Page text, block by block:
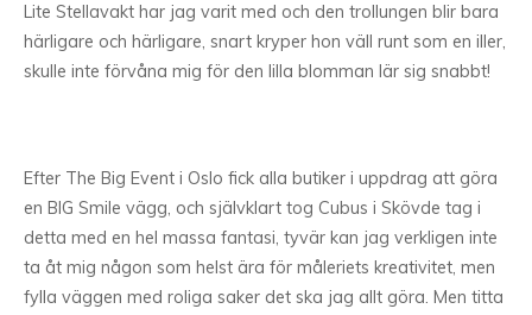
Lite Stellavakt har jag varit med och den trollungen blir bara
härligare och härligare, snart kryper hon väll runt som en iller,
skulle inte förvåna mig för den lilla blomman lär sig snabbt!
Efter The Big Event i Oslo fick alla butiker i uppdrag att göra
en BIG Smile vägg, och självklart tog Cubus i Skövde tag i
detta med en hel massa fantasi, tyvär kan jag verkligen inte
ta åt mig någon som helst ära för måleriets kreativitet, men
fylla väggen med roliga saker det ska jag allt göra. Men titta